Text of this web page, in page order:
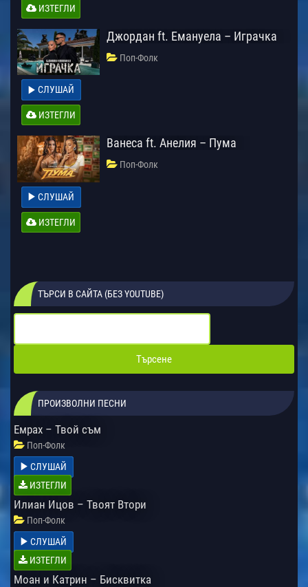
ИЗТЕГЛИ
Джордан ft. Емануела – Играчка
Поп-Фолк
СЛУШАЙ
ИЗТЕГЛИ
Ванеса ft. Анелия – Пума
Поп-Фолк
СЛУШАЙ
ИЗТЕГЛИ
ТЪРСИ В САЙТА (БЕЗ YOUTUBE)
ПРОИЗВОЛНИ ПЕСНИ
Емрах – Твой съм
Поп-Фолк
СЛУШАЙ
ИЗТЕГЛИ
Илиан Ицов – Твоят Втори
Поп-Фолк
СЛУШАЙ
ИЗТЕГЛИ
Моан и Катрин – Бисквитка